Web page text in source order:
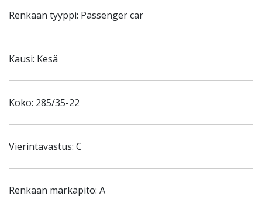
Renkaan tyyppi: Passenger car
Kausi: Kesä
Koko: 285/35-22
Vierintävastus: C
Renkaan märkäpito: A